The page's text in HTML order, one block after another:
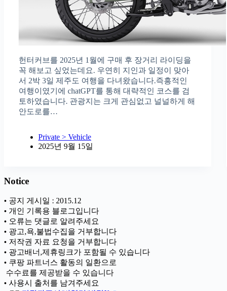
헌터커브를 2025년 1월에 구매 후 장거리 라이딩을
꼭 해보고 싶었는데요. 우연히 지인과 일정이 맞아
서 2박 3일 제주도 여행을 다녀왔습니다.즉흥적인
여행이였기에 chatGPT를 통해 대략적인 코스를 검
토하였습니다. 관광지는 크게 관심없고 널널하게 해
안도로를…
Private > Vehicle
2025년 9월 15일
Notice
• 공지 게시일 : 2015.12
• 개인 기록용 블로그입니다
• 오류는 댓글로 알려주세요
• 광고,욕,불법수집을 거부합니다
• 저작권 자료 요청을 거부합니다
• 광고배너,제휴링크가 포함될 수 있습니다
• 쿠팡 파트너스 활동의 일환으로
ㅤ 수수료를 제공받을 수 있습니다
• 사용시 출처를 남겨주세요